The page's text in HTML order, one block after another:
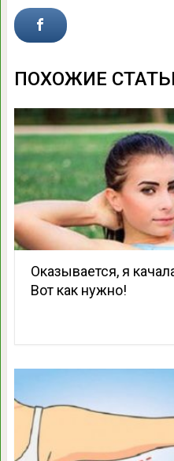
ПОХОЖИЕ
Оказывается, я
Вот как нужно!